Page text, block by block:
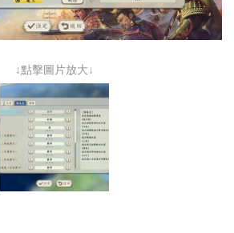
↓點擊圖片放大↓